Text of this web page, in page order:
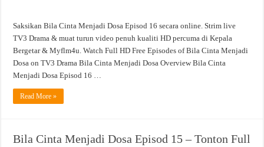
Saksikan Bila Cinta Menjadi Dosa Episod 16 secara online. Strim live
TV3 Drama & muat turun video penuh kualiti HD percuma di Kepala
Bergetar & Myflm4u. Watch Full HD Free Episodes of Bila Cinta Menjadi
Dosa on TV3 Drama Bila Cinta Menjadi Dosa Overview Bila Cinta
Menjadi Dosa Episod 16 …
Read More »
Bila Cinta Menjadi Dosa Episod 15 – Tonton Full